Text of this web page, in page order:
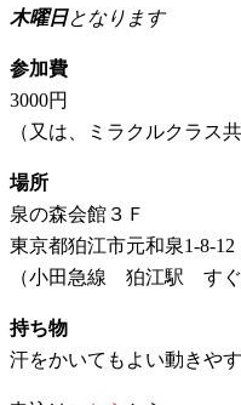
木曜日となります
参加費
3000円
（又は、ミラクルクラス
場所
泉の森会館３Ｆ
東京都狛江市元和泉1-8-12
（小田急線 狛江駅 すぐ
持ち物
汗をかいてもよい動きや